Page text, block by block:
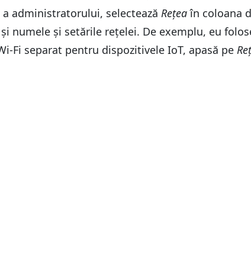
administratorului, selectează Rețeaîn coloana
numele și setările rețelei. De exemplu, eu
Fi separat pentru dispozitivele IoT, apasă pe